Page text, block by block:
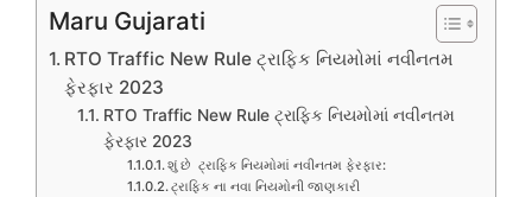
Maru Gujarati
RTO Traffic New Rule ટ્રાફિક નિયમોમાં નવીનતમ
ફેરફાર 2023
RTO Traffic New Rule ટ્રાફિક નિયમોમાં નવીનતમ
ફેરફાર 2023
શું છે ટ્રાફિક નિયમોમાં નવીનતમ ફેરફાર:
ટ્રાફિક ના નવા નિયમોની જાણકારી